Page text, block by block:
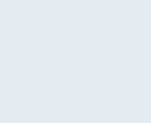
1875
1904
Bestattungen